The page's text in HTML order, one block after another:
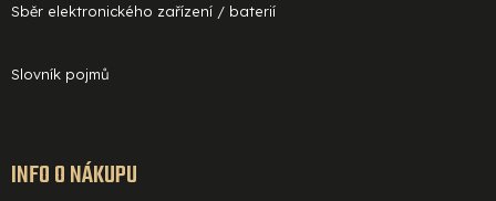
Sběr elektronického zařízení / baterií
Slovník pojmů
INFO O NÁKUPU